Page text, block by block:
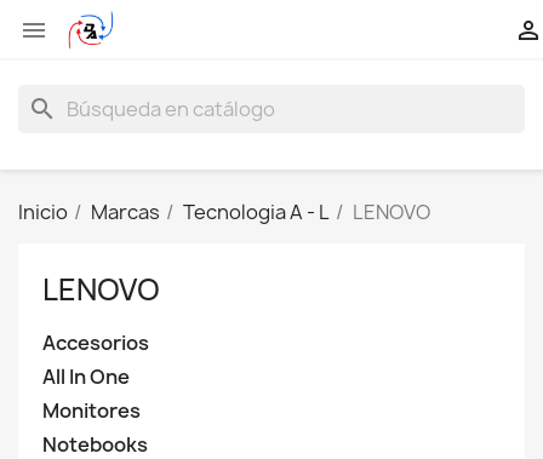
 
search
Inicio Marcas Tecnologia A - L LENOVO
LENOVO
Accesorios
All In One
Monitores
Notebooks